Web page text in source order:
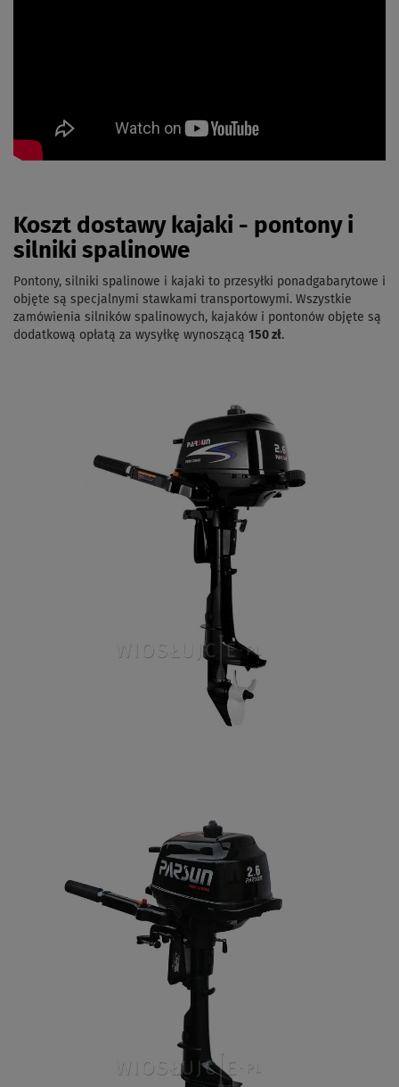
Koszt dostawy kajaki - pontony i
silniki spalinowe
Pontony, silniki spalinowe i kajaki to przesyłki ponadgabarytowe i
objęte są specjalnymi stawkami transportowymi. Wszystkie
zamówienia silników spalinowych, kajaków i pontonów objęte są
dodatkową opłatą za wysyłkę wynoszącą 150 zł.